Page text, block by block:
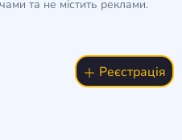
та не містить реклами.
Реєстрація